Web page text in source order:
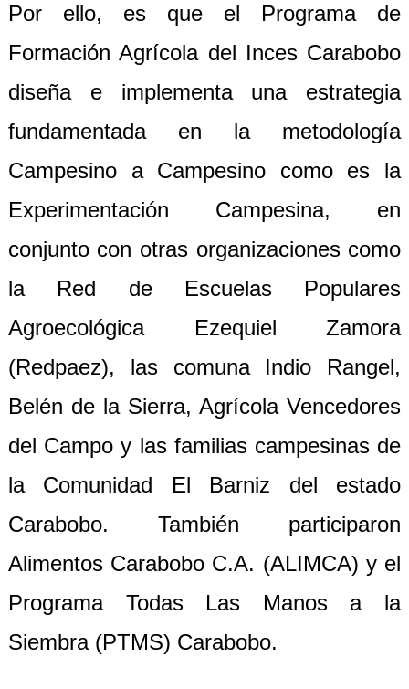
Por ello, es que el Programa de
Formación Agrícola del Inces Carabobo
diseña e implementa una estrategia
fundamentada en la metodología
Campesino a Campesino como es la
Experimentación Campesina, en
conjunto con otras organizaciones como
la Red de Escuelas Populares
Agroecológica Ezequiel Zamora
(Redpaez), las comuna Indio Rangel,
Belén de la Sierra, Agrícola Vencedores
del Campo y las familias campesinas de
la Comunidad El Barniz del estado
Carabobo. También participaron
Alimentos Carabobo C.A. (ALIMCA) y el
Programa Todas Las Manos a la
Siembra (PTMS) Carabobo.